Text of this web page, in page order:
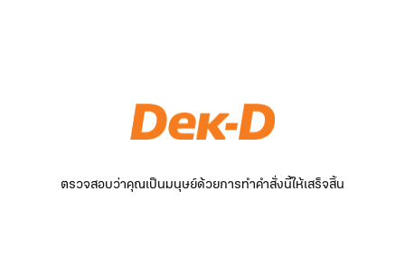
ตรวจสอบว่าคุณเป็นมนุษย์ด้วยการทำคำสั่งนี้ให้เสร็จสิ้น